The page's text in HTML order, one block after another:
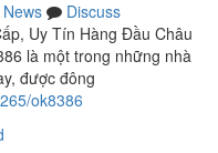
News
Discuss
Uy Tín Hàng Đầu Châu
là một trong những nhà
được đông
ok8386